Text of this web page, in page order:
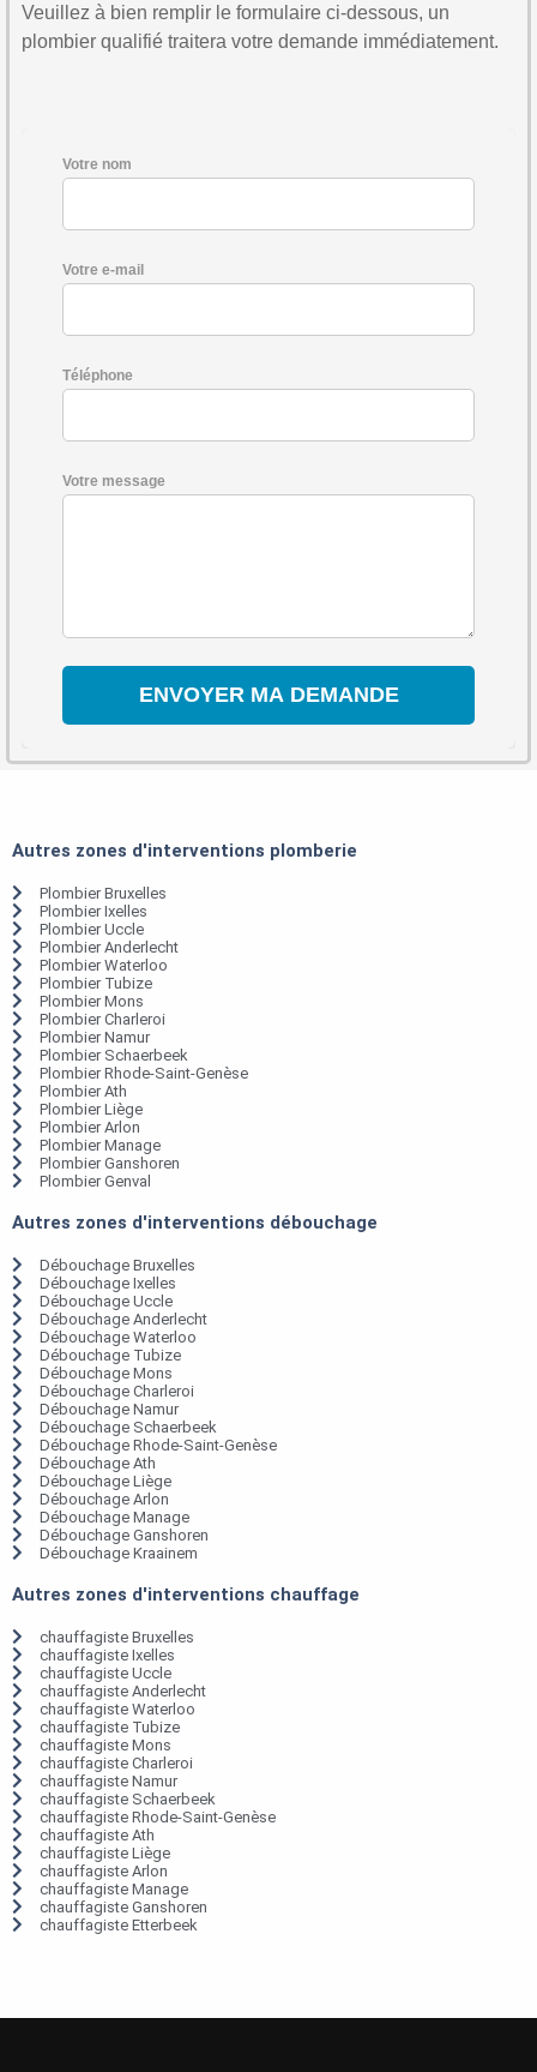
Veuillez à bien remplir le formulaire ci-dessous, un
plombier qualifié traitera votre demande immédiatement.
Votre nom
Votre e-mail
Téléphone
Votre message
Autres zones d'interventions plomberie
Plombier Bruxelles
Plombier Ixelles
Plombier Uccle
Plombier Anderlecht
Plombier Waterloo
Plombier Tubize
Plombier Mons
Plombier Charleroi
Plombier Namur
Plombier Schaerbeek
Plombier Rhode-Saint-Genèse
Plombier Ath
Plombier Liège
Plombier Arlon
Plombier Manage
Plombier Ganshoren
Plombier Genval
Autres zones d'interventions débouchage
Débouchage Bruxelles
Débouchage Ixelles
Débouchage Uccle
Débouchage Anderlecht
Débouchage Waterloo
Débouchage Tubize
Débouchage Mons
Débouchage Charleroi
Débouchage Namur
Débouchage Schaerbeek
Débouchage Rhode-Saint-Genèse
Débouchage Ath
Débouchage Liège
Débouchage Arlon
Débouchage Manage
Débouchage Ganshoren
Débouchage Kraainem
Autres zones d'interventions chauffage
chauffagiste Bruxelles
chauffagiste Ixelles
chauffagiste Uccle
chauffagiste Anderlecht
chauffagiste Waterloo
chauffagiste Tubize
chauffagiste Mons
chauffagiste Charleroi
chauffagiste Namur
chauffagiste Schaerbeek
chauffagiste Rhode-Saint-Genèse
chauffagiste Ath
chauffagiste Liège
chauffagiste Arlon
chauffagiste Manage
chauffagiste Ganshoren
chauffagiste Etterbeek